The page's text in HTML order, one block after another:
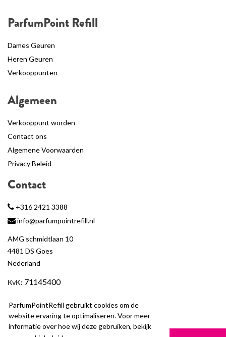
ParfumPointRefill gebruikt cookies om de
website ervaring te optimaliseren. Voor meer
informatie over hoe wij deze gebruiken, bekijk
ParfumPoint Refill
Dames Geuren
Heren Geuren
Verkooppunten
Algemeen
Verkooppunt worden
Contact ons
Algemene Voorwaarden
Privacy Beleid
Contact
+316 2421 3388
info@parfumpointrefill.nl
AMG schmidtlaan 10
4481 DS Goes
Nederland
KvK: 71145400